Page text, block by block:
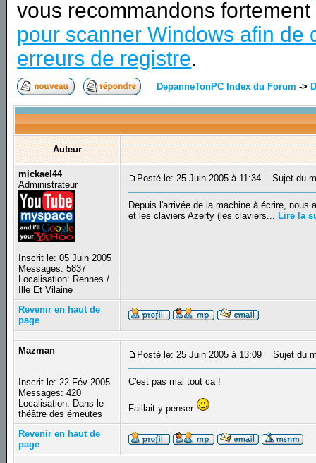
vous recommandons
pour scanner Windows afin de
erreurs de registre.
DepanneTonPC Index du Forum ->
Auteur
mickael44
Administrateur
Inscrit le: 05 Juin 2005
Messages: 5837
Localisation: Rennes /
Ille Et Vilaine
Posté le: 25 Juin 2005 à 11:34 Sujet du
Depuis l'arrivée de la machine à écrire,
et les claviers Azerty (les claviers... Lire la
Revenir en haut de
page
Mazman
Inscrit le: 22 Fév 2005
Messages: 420
Localisation: Dans le
théâtre des émeutes
Posté le: 25 Juin 2005 à 13:09 Sujet du
C'est pas mal tout ca !
Faillait y penser
Revenir en haut de
page